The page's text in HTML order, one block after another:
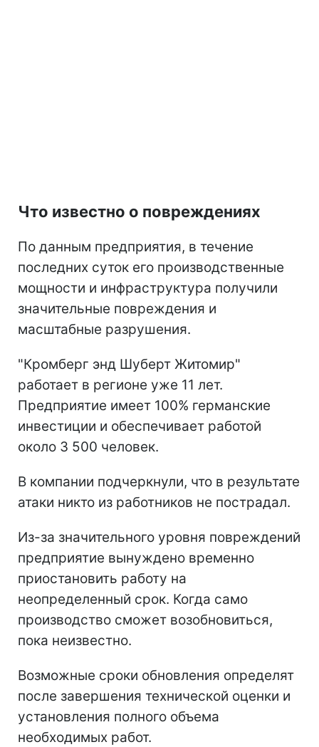
Что известно о повреждениях
По данным предприятия, в течение
последних суток его производственные
мощности и инфраструктура получили
значительные повреждения и
масштабные разрушения.
"Кромберг энд Шуберт Житомир"
работает в регионе уже 11 лет.
Предприятие имеет 100% германские
инвестиции и обеспечивает работой
около 3 500 человек.
В компании подчеркнули, что в результате
атаки никто из работников не пострадал.
Из-за значительного уровня повреждений
предприятие вынуждено временно
приостановить работу на
неопределенный срок. Когда само
производство сможет возобновиться,
пока неизвестно.
Возможные сроки обновления определят
после завершения технической оценки и
установления полного объема
необходимых работ.